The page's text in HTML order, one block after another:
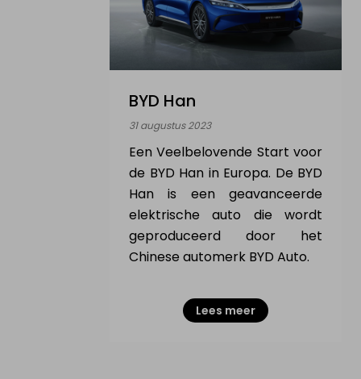
BYD Han
31 augustus 2023
Een Veelbelovende Start voor
de BYD Han in Europa. De BYD
Han is een geavanceerde
elektrische auto die wordt
geproduceerd door het
Chinese automerk BYD Auto.
Lees meer